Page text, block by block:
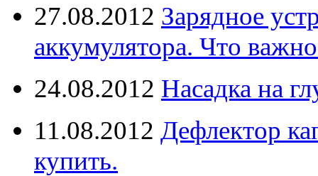
27.08.2012 Зарядное
аккумулятора. Что
24.08.2012 Насадка на
11.08.2012 Дефлектор
купить.